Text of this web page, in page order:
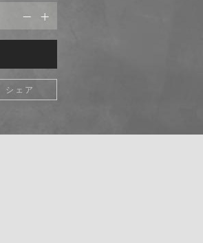


シェア